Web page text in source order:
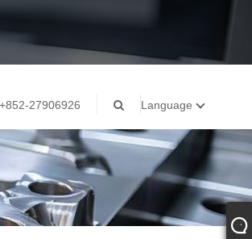
+852-27906926 Language